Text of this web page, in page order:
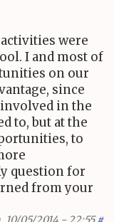
were
I and most of
on our
since
in the
to, but at the
to
question for
from your